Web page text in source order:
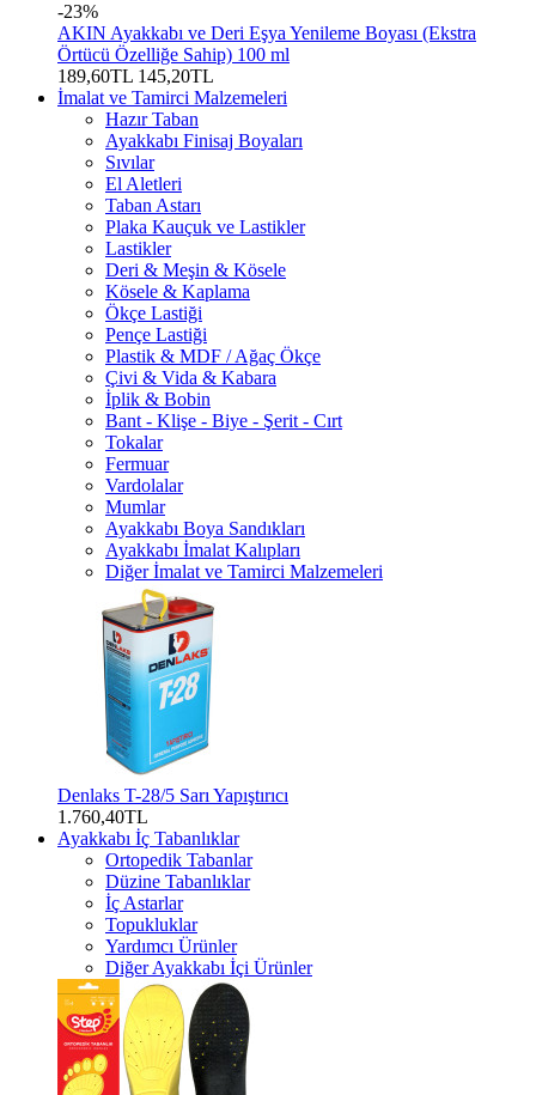
-23%
AKIN Ayakkabı ve Deri Eşya Yenileme Boyası (Ekstra
Örtücü Özelliğe Sahip) 100 ml
189,60TL 145,20TL
İmalat ve Tamirci Malzemeleri
Hazır Taban
Ayakkabı Finisaj Boyaları
Sıvılar
El Aletleri
Taban Astarı
Plaka Kauçuk ve Lastikler
Lastikler
Deri & Meşin & Kösele
Kösele & Kaplama
Ökçe Lastiği
Pençe Lastiği
Plastik & MDF / Ağaç Ökçe
Çivi & Vida & Kabara
İplik & Bobin
Bant - Klişe - Biye - Şerit - Cırt
Tokalar
Fermuar
Vardolalar
Mumlar
Ayakkabı Boya Sandıkları
Ayakkabı İmalat Kalıpları
Diğer İmalat ve Tamirci Malzemeleri
Denlaks T-28/5 Sarı Yapıştırıcı
1.760,40TL
Ayakkabı İç Tabanlıklar
Ortopedik Tabanlar
Düzine Tabanlıklar
İç Astarlar
Topukluklar
Yardımcı Ürünler
Diğer Ayakkabı İçi Ürünler